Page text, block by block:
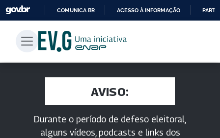
PARA
CONTEÚDO
COMUNICA BR ACESSO À INFORMAÇÃO
AVISO:
Durante o período de defeso eleitoral,
alguns vídeos, podcasts e links dos